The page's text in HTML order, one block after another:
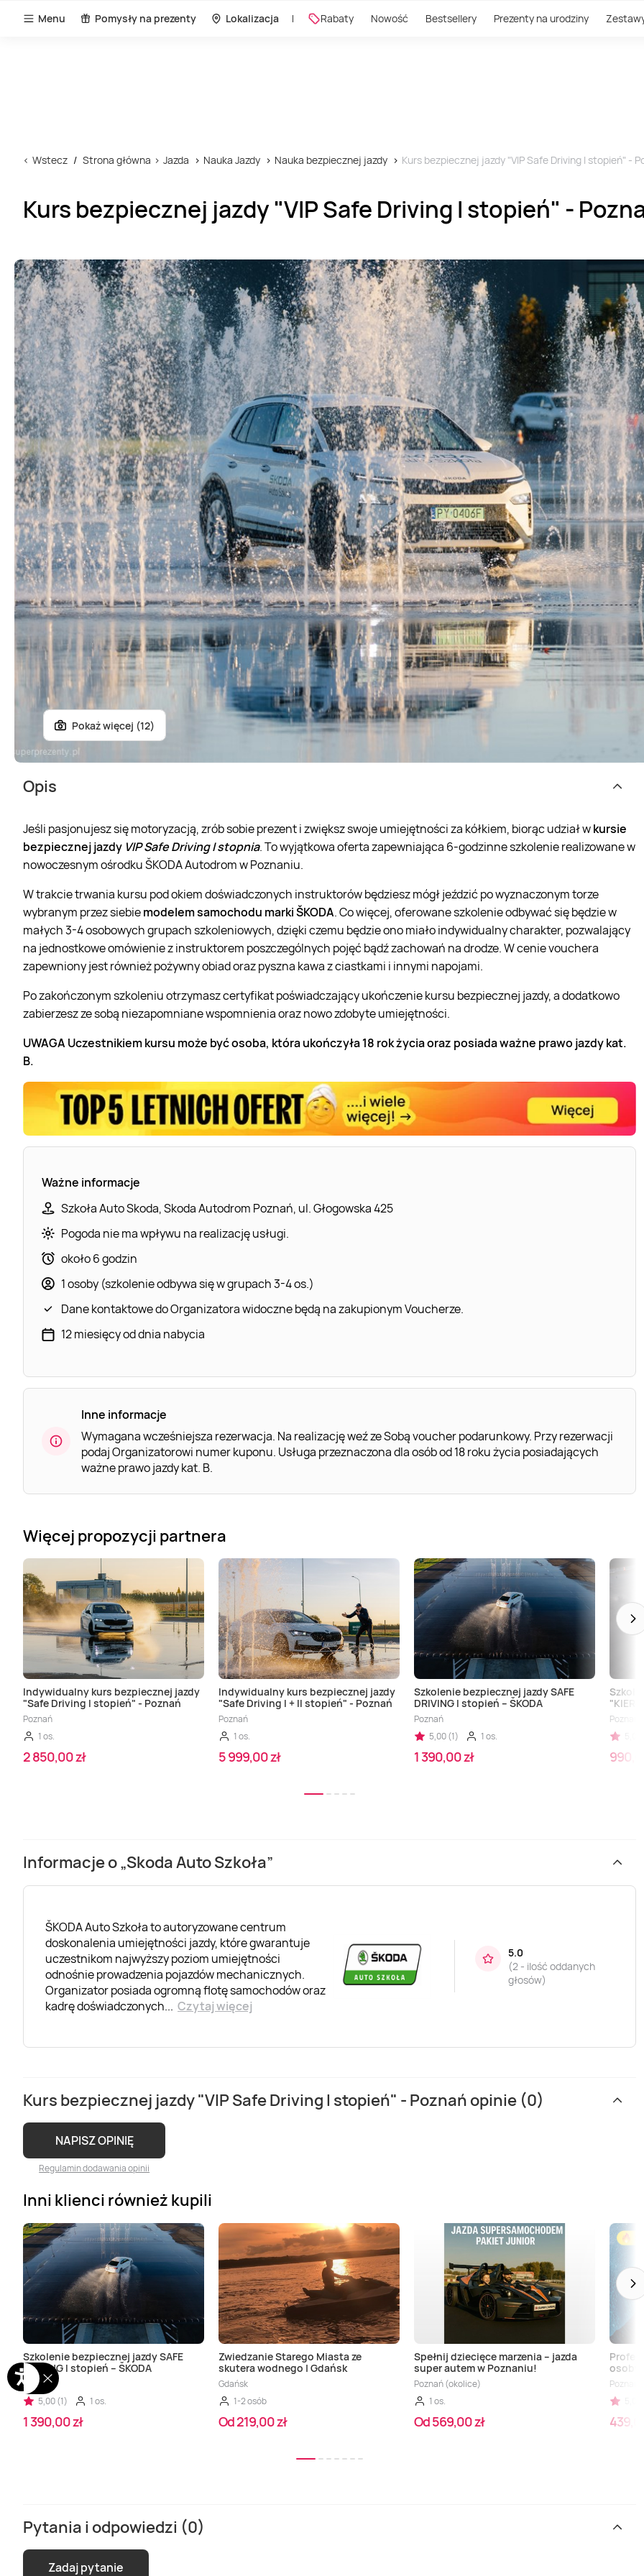
Menu Pomysły na prezenty Lokalizacja Rabaty Nowość Bestsellery Prezenty na urodziny
Wstecz Strona główna Jazda Nauka Jazdy Nauka bezpiecznej jazdy Kurs bezpiecznej jazdy "VIP Safe Driving I stopień" -
Kurs bezpiecznej jazdy "VIP Safe Driving I stopień" -
Pokaż więcej (12)
Opis
Jeśli pasjonujesz się motoryzacją, zrób sobie prezent i zwiększ swoje umiejętności za kółkiem, biorąc udział wkursie
bezpiecznej jazdy VIP Safe Driving I stopnia. To wyjątkowa oferta zapewniająca 6-godzinne szkolenie realizowane w
nowoczesnym ośrodku ŠKODA Autodrom w Poznaniu.
W trakcie trwania kursu pod okiem doświadczonych instruktorów będziesz mógł jeździć po wyznaczonym torze
wybranym przez siebiemodelem samochodu marki ŠKODA. Co więcej, oferowane szkolenie odbywać się będzie w
małych 3-4 osobowych grupach szkoleniowych, dzięki czemu będzie ono miało indywidualny charakter, pozwalający
na jednostkowe omówienie z instruktorem poszczególnych pojęć bądź zachowań na drodze. W cenie vouchera
zapewniony jest również pożywny obiad oraz pyszna kawa z ciastkami i innymi napojami.
Po zakończonym szkoleniu otrzymasz certyfikat poświadczający ukończenie kursu bezpiecznej jazdy, a dodatkowo
zabierzesz ze sobą niezapomniane wspomnienia oraz nowo zdobyte umiejętności.
UWAGA Uczestnikiem kursu może być osoba, która ukończyła 18 rok życia oraz posiada ważne prawo jazdy kat.
B.
Ważne informacje
Szkoła Auto Skoda, Skoda Autodrom Poznań, ul. Głogowska 425
Pogoda nie ma wpływu na realizację usługi.
około 6 godzin
1 osoby (szkolenie odbywa się w grupach 3-4 os.)
Dane kontaktowe do Organizatora widoczne będą na zakupionym Voucherze.
12 miesięcy od dnia nabycia
Inne informacje
Wymagana wcześniejsza rezerwacja. Na realizację weź ze Sobą voucher podarunkowy. Przy rezerwacji
podaj Organizatorowi numer kuponu. Usługa przeznaczona dla osób od 18 roku życia posiadających
ważne prawo jazdy kat. B.
Więcej propozycji partnera
Indywidualny kurs bezpiecznej jazdy
"Safe Driving I stopień" - Poznań
Poznań
1 os.
2 850,00 zł
Indywidualny kurs bezpiecznej jazdy
"Safe Driving I + II stopień" - Poznań
Poznań
1 os.
5 999,00 zł
Szkolenie bezpiecznej jazdy SAFE
DRIVING I stopień – ŠKODA
Poznań
5,00 (1)
1 os.
1 390,00 zł
Poznań
990,00
Informacje o „Skoda Auto Szkoła”
ŠKODA Auto Szkoła to autoryzowane centrum
doskonalenia umiejętności jazdy, które gwarantuje
uczestnikom najwyższy poziom umiejętności
odnośnie prowadzenia pojazdów mechanicznych.
Organizator posiada ogromną flotę samochodów oraz
kadrę doświadczonych... Czytaj więcej
5.0
(2 - ilość oddanych
głosów)
Kurs bezpiecznej jazdy "VIP Safe Driving I stopień" - Poznań opinie (0)
NAPISZ OPINIĘ
Regulamin dodawania opinii
Inni klienci również kupili
Szkolenie bezpiecznej jazdy SAFE
DRIVING I stopień – ŠKODA
Poznań
5,00 (1)
1 os.
1 390,00 zł
Zwiedzanie Starego Miasta ze
skutera wodnego | Gdańsk
Gdańsk
1-2 osób
Od 219,00 zł
Spełnij dziecięce marzenia – jazda
super autem w Poznaniu!
Poznań (okolice)
1 os.
Od 569,00 zł
osoby
Poznań
439,00
Pytania i odpowiedzi (0)
Zadaj pytanie